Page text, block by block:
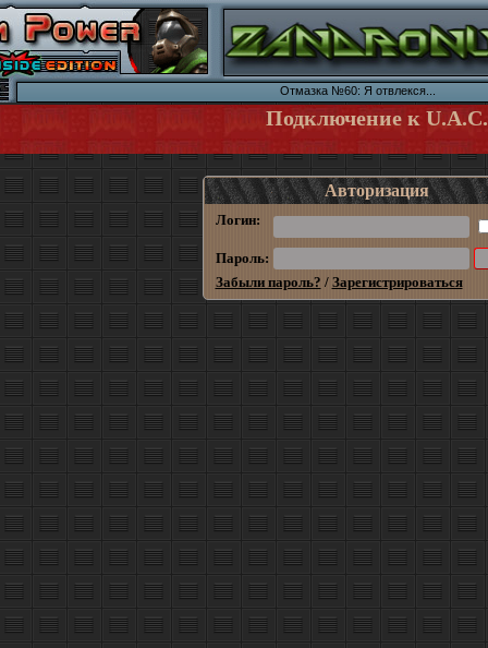
Отмазка №60: Я отвлекся...
Подключение к U.A.C.
Авторизация
Логин:
Пароль:
Забыли пароль? / Зарегистрироваться